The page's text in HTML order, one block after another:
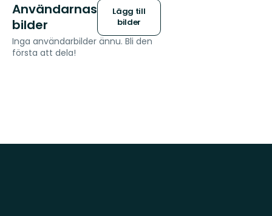
Användarnas
bilder
Lägg till
bilder
Inga användarbilder ännu. Bli den
första att dela!